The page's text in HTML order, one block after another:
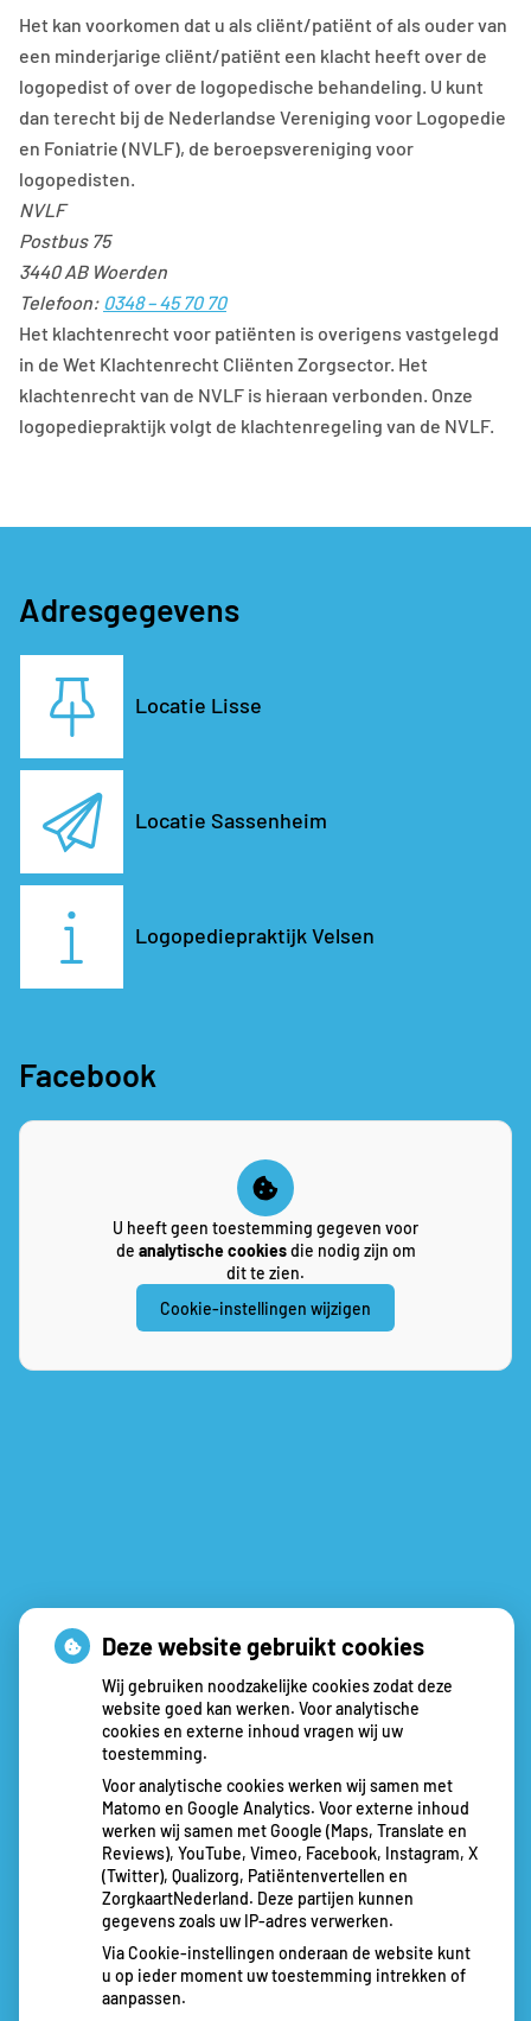
Het kan voorkomen dat u als cliënt/patiënt of als ouder van
een minderjarige cliënt/patiënt een klacht heeft over de
logopedist of over de logopedische behandeling. U kunt
dan terecht bij de Nederlandse Vereniging voor Logopedie
en Foniatrie (NVLF), de beroepsvereniging voor
logopedisten.
NVLF
Postbus 75
3440 AB Woerden
Telefoon: 0348 – 45 70 70
Het klachtenrecht voor patiënten is overigens vastgelegd
in de Wet Klachtenrecht Cliënten Zorgsector. Het
klachtenrecht van de NVLF is hieraan verbonden. Onze
logopediepraktijk volgt de klachtenregeling van de NVLF.
Adresgegevens
Locatie Lisse
Locatie Sassenheim
Logopediepraktijk Velsen
Facebook
U heeft geen toestemming gegeven voor
de analytische cookiesdie nodig zijn om
dit te zien.
Cookie-instellingen wijzigen
Deze website gebruikt cookies
Wij gebruiken noodzakelijke cookies zodat deze
website goed kan werken. Voor analytische
cookies en externe inhoud vragen wij uw
toestemming.
Voor analytische cookies werken wij samen met
Matomo en Google Analytics. Voor externe inhoud
werken wij samen met Google (Maps, Translate en
Reviews), YouTube, Vimeo, Facebook, Instagram, X
(Twitter), Qualizorg, Patiëntenvertellen en
ZorgkaartNederland. Deze partijen kunnen
gegevens zoals uw IP-adres verwerken.
Via Cookie-instellingen onderaan de website kunt
u op ieder moment uw toestemming intrekken of
aanpassen.